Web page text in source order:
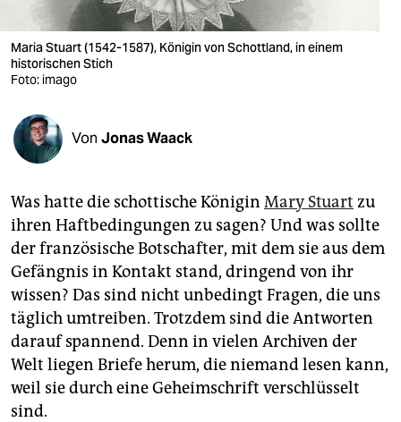
verlag
veranstaltungen
fragen & hilfe
abo
genossenschaft
epaper login
Maria Stuart (1542-1587), Königin von Schottland, in einem
historischen Stich
Foto: imago
Von Jonas Waack
Was hatte die schottische Königin Mary Stuart zu
ihren Haftbedingungen zu sagen? Und was sollte
der französische Botschafter, mit dem sie aus dem
Gefängnis in Kontakt stand, dringend von ihr
wissen? Das sind nicht unbedingt Fragen, die uns
täglich umtreiben. Trotzdem sind die Antworten
darauf spannend. Denn in vielen Archiven der
Welt liegen Briefe herum, die niemand lesen kann,
weil sie durch eine Geheimschrift verschlüsselt
sind.